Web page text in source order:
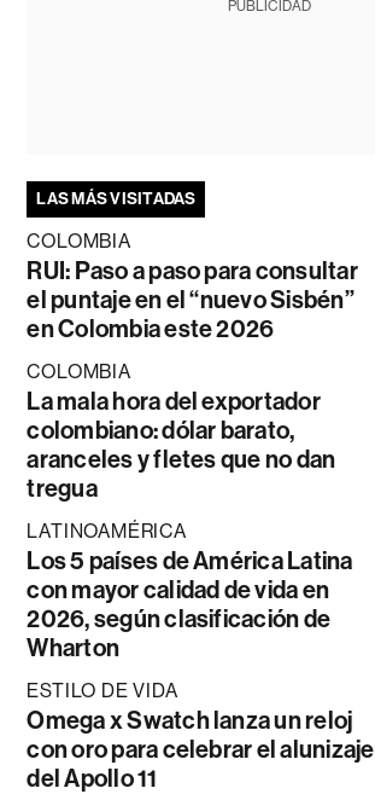
PUBLICIDAD
LAS MÁS VISITADAS
COLOMBIA
RUI: Paso a paso para consultar
el puntaje en el “nuevo Sisbén”
en Colombia este 2026
COLOMBIA
La mala hora del exportador
colombiano: dólar barato,
aranceles y fletes que no dan
tregua
LATINOAMÉRICA
Los 5 países de América Latina
con mayor calidad de vida en
2026, según clasificación de
Wharton
ESTILO DE VIDA
Omega x Swatch lanza un reloj
con oro para celebrar el alunizaje
del Apollo 11